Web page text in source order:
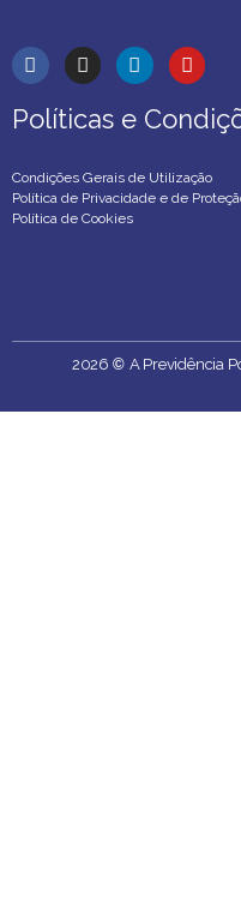
Políticas e
Políticas e
Condições Gerais de Utilização
Política de Privacidade e de
Política de Cookies
2026 © A Previdência